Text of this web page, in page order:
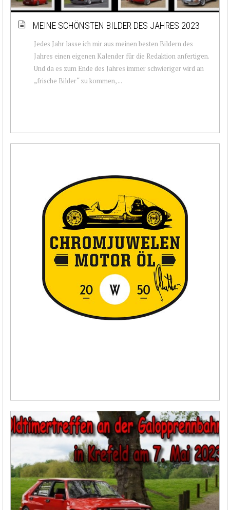
MEINE SCHÖNSTEN BILDER DES JAHRES 2023
Jedes Jahr lasse ich mir aus meinen besten Bildern des
Jahres einen eigenen Kalender für die Redaktion anfertigen.
Und da es zum Ende des Jahres immer schwieriger wird an
„frische Bilder“ zu kommen, ...